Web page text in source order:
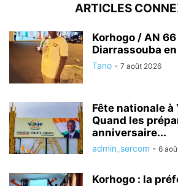
ARTICLES
Korhogo / AN
Diarrassouba
Tano - 7 août 2026
Fête nationale à
Quand les
anniversaire...
admin_sercom - 6
Korhogo : la